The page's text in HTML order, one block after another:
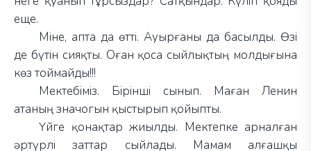
еще.
Міне, апта да өтті. Ауырғаны да басылды. Өзі
де бүтін сияқты. Оған қоса сыйлықтың молдығына
көз тоймайды!!!
Мектебіміз. Бірінші сынып. Маған Ленин
атаның значогын қыстырып қойыпты.
Үйге қонақтар жиылды. Мектепке арналған
әртүрлі заттар сыйлады. Мамам алғашқы